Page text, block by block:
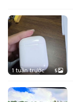
1 tuần trước 5